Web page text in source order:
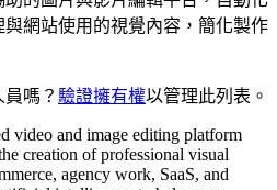
網站使用的視覺內容，簡化製作
嗎？ 驗證擁有權以管理此列表。
video and image editing platform
creation of professional visual
agency work, SaaS, and